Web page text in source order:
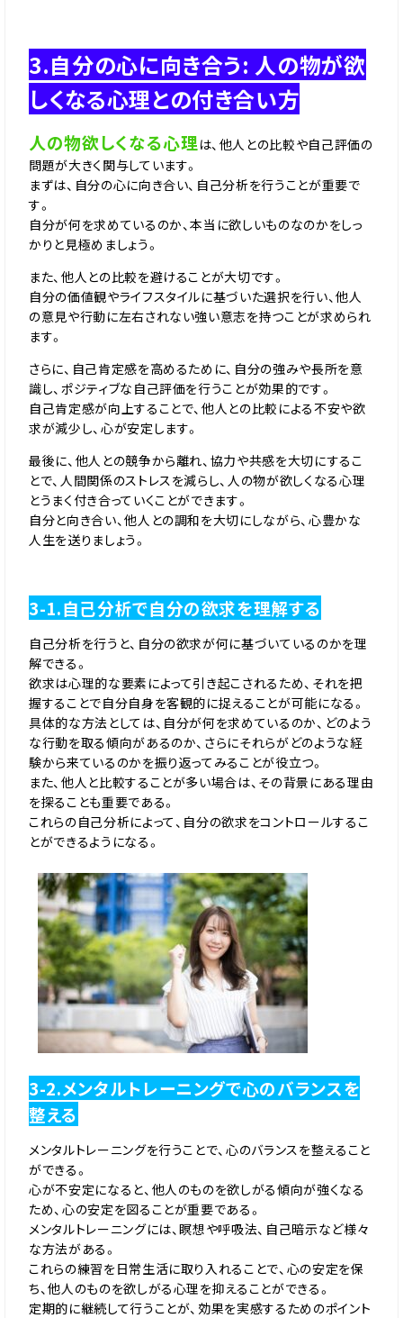
3.自分の心に向き合う: 人の物が欲
しくなる心理との付き合い方
人の物欲しくなる心理 は、他人との比較や自己評価の
問題が大きく関与しています。
まずは、自分の心に向き合い、自己分析を行うことが重要で
す。
自分が何を求めているのか、本当に欲しいものなのかをしっ
かりと見極めましょう。
また、他人との比較を避けることが大切です。
自分の価値観やライフスタイルに基づいた選択を行い、他人
の意見や行動に左右されない強い意志を持つことが求められ
ます。
さらに、自己肯定感を高めるために、自分の強みや長所を意
識し、ポジティブな自己評価を行うことが効果的です。
自己肯定感が向上することで、他人との比較による不安や欲
求が減少し、心が安定します。
最後に、他人との競争から離れ、協力や共感を大切にするこ
とで、人間関係のストレスを減らし、人の物が欲しくなる心理
とうまく付き合っていくことができます。
自分と向き合い、他人との調和を大切にしながら、心豊かな
人生を送りましょう。
3-1.自己分析で自分の欲求を理解する
自己分析を行うと、自分の欲求が何に基づいているのかを理
解できる。
欲求は心理的な要素によって引き起こされるため、それを把
握することで自分自身を客観的に捉えることが可能になる。
具体的な方法としては、自分が何を求めているのか、どのよう
な行動を取る傾向があるのか、さらにそれらがどのような経
験から来ているのかを振り返ってみることが役立つ。
また、他人と比較することが多い場合は、その背景にある理由
を探ることも重要である。
これらの自己分析によって、自分の欲求をコントロールするこ
とができるようになる。
3-2.メンタルトレーニングで心のバランスを
整える
メンタルトレーニングを行うことで、心のバランスを整えること
ができる。
心が不安定になると、他人のものを欲しがる傾向が強くなる
ため、心の安定を図ることが重要である。
メンタルトレーニングには、瞑想や呼吸法、自己暗示など様々
な方法がある。
これらの練習を日常生活に取り入れることで、心の安定を保
ち、他人のものを欲しがる心理を抑えることができる。
定期的に継続して行うことが、効果を実感するためのポイント